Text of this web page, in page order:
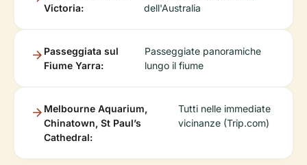
Victoria:
dell'Australia
Passeggiata sul
Fiume Yarra:
Passeggiate panoramiche
lungo il fiume
Melbourne Aquarium,
Chinatown, St Paul’s
Cathedral:
Tutti nelle immediate
vicinanze (Trip.com)